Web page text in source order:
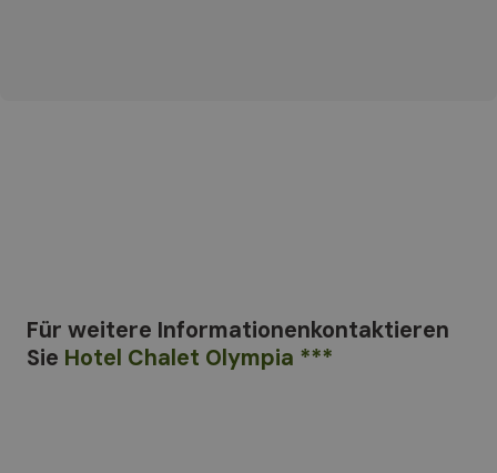
Für weitere Informationenkontaktieren
Sie Hotel Chalet Olympia ***